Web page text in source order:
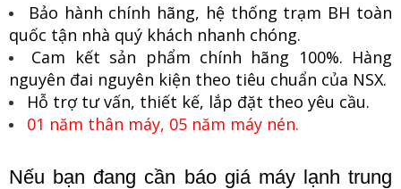
Bảo hành chính hãng, hệ thống trạm BH toàn
quốc tận nhà quý khách nhanh chóng.
Cam kết sản phẩm chính hãng 100%. Hàng
nguyên đai nguyên kiện theo tiêu chuẩn của NSX.
Hỗ trợ tư vấn, thiết kế, lắp đặt theo yêu cầu.
01 năm thân máy, 05 năm máy nén.
Nếu bạn đang cần báo giá máy lạnh trung